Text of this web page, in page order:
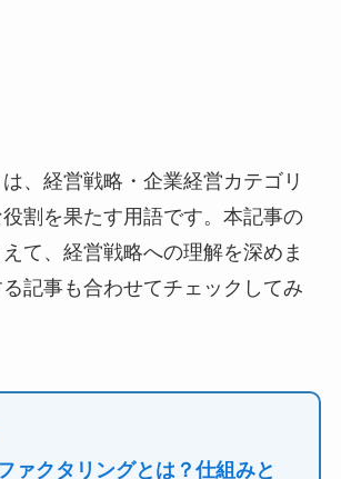
、経営戦略・企業経営カテゴリ
割を果たす用語です。本記事の
て、経営戦略への理解を深めま
記事も合わせてチェックしてみ
ァクタリングとは？仕組みと